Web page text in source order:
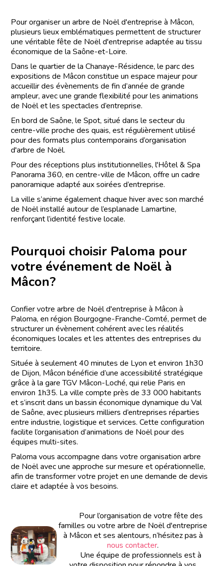
Pour organiser un arbre de Noël d'entreprise à Mâcon,
plusieurs lieux emblématiques permettent de structurer
une véritable fête de Noël d'entreprise adaptée au tissu
économique de la Saône-et-Loire.
Dans le quartier de la Chanaye-Résidence, le parc des
expositions de Mâcon constitue un espace majeur pour
accueillir des évènements de fin d’année de grande
ampleur, avec une grande flexibilité pour les animations
de Noël et les spectacles d’entreprise.
En bord de Saône, le Spot, situé dans le secteur du
centre-ville proche des quais, est régulièrement utilisé
pour des formats plus contemporains d’organisation
d'arbre de Noël.
Pour des réceptions plus institutionnelles, l'Hôtel & Spa
Panorama 360, en centre-ville de Mâcon, offre un cadre
panoramique adapté aux soirées d’entreprise.
La ville s’anime également chaque hiver avec son marché
de Noël installé autour de l’esplanade Lamartine,
renforçant l’identité festive locale.
Pourquoi choisir Paloma pour
votre événement de Noël à
Mâcon?
Confier votre arbre de Noël d'entreprise à Mâcon à
Paloma, en région Bourgogne-Franche-Comté, permet de
structurer un évènement cohérent avec les réalités
économiques locales et les attentes des entreprises du
territoire.
Située à seulement 40 minutes de Lyon et environ 1h30
de Dijon, Mâcon bénéficie d’une accessibilité stratégique
grâce à la gare TGV Mâcon-Loché, qui relie Paris en
environ 1h35. La ville compte près de 33 000 habitants
et s’inscrit dans un bassin économique dynamique du Val
de Saône, avec plusieurs milliers d’entreprises réparties
entre industrie, logistique et services. Cette configuration
facilite l’organisation d’animations de Noël pour des
équipes multi-sites.
Paloma vous accompagne dans votre organisation arbre
de Noël avec une approche sur mesure et opérationnelle,
afin de transformer votre projet en une demande de devis
claire et adaptée à vos besoins.
Pour l’organisation de votre fête des
familles ou votre arbre de Noël d'entreprise
à Mâcon et ses alentours, n’hésitez pas à
nous contacter.
Une équipe de professionnels est à